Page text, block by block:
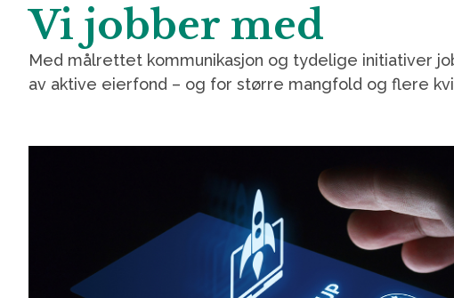
Vi jobber med
Med målrettet kommunikasjon og tydelige initiativer
av aktive eierfond – og for større mangfold og flere